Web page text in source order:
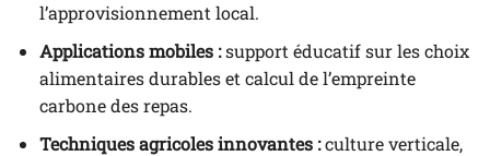
l’approvisionnement local.
Applications mobiles :support éducatif sur les choix
alimentaires durables et calcul de l’empreinte
carbone des repas.
Techniques agricoles innovantes :culture verticale,